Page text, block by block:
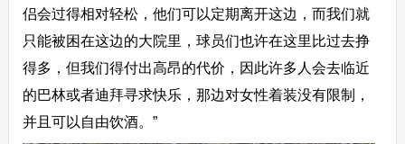
侣会过得相对轻松，他们可以定期离开这边，而我们就
只能被困在这边的大院里，球员们也许在这里比过去挣
得多，但我们得付出高昂的代价，因此许多人会去临近
的巴林或者迪拜寻求快乐，那边对女性着装没有限制，
并且可以自由饮酒。”